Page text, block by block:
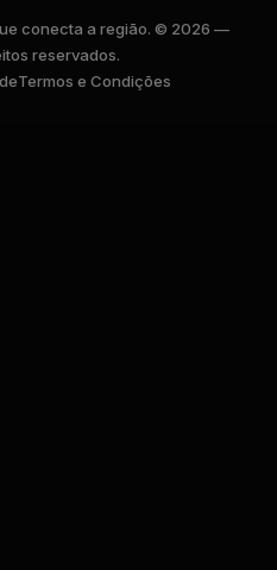
conecta a região. © 2026 —
reservados.
Termos e Condições